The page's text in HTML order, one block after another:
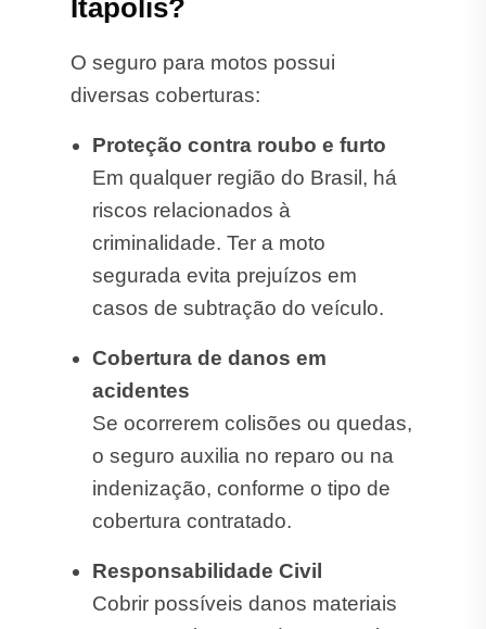
Itápolis?
O seguro para motos possui
diversas coberturas:
Proteção contra roubo e furto
Em qualquer região do Brasil, há
riscos relacionados à
criminalidade. Ter a moto
segurada evita prejuízos em
casos de subtração do veículo.
Cobertura de danos em
acidentes
Se ocorrerem colisões ou quedas,
o seguro auxilia no reparo ou na
indenização, conforme o tipo de
cobertura contratado.
Responsabilidade Civil
Cobrir possíveis danos materiais